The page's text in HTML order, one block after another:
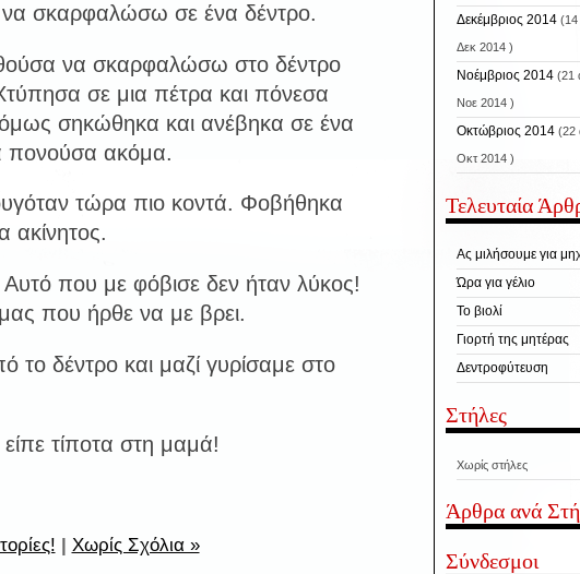
σκαρφαλώσω σε ένα δέντρο.
να σκαρφαλώσω στο δέντρο
σε μια πέτρα και πόνεσα
σηκώθηκα και ανέβηκα σε ένα
πονούσα ακόμα.
τώρα πιο κοντά. Φοβήθηκα
ακίνητος.
που με φόβισε δεν ήταν λύκος!
που ήρθε να με βρει.
δέντρο και μαζί γυρίσαμε στο
τίποτα στη μαμά!
Χωρίς Σχόλια »
Δεκέμβριος 2014(14
Δεκ 2014 )
Νοέμβριος 2014(21
Νοε 2014 )
Οκτώβριος 2014(22
Οκτ 2014 )
Τελευταία
Ας μιλήσουμε για
Ώρα για γέλιο
Το βιολί
Γιορτή της μητέρας
Δεντροφύτευση
Στήλες
Χωρίς στήλες
Άρθρα ανά
Σύνδεσμοι